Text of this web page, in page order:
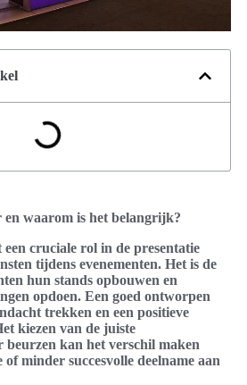
en waarom is het belangrijk?
een cruciale rol in de presentatie
tijdens evenementen. Het is de
hun stands opbouwen en
opdoen. Een goed ontworpen
trekken en een positieve
kiezen van de juiste
beurzen kan het verschil maken
of minder succesvolle deelname aan